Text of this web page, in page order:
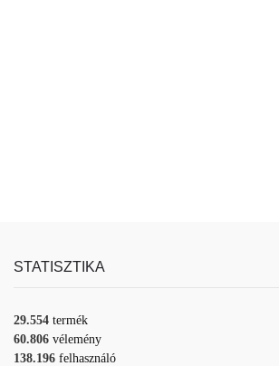
STATISZTIKA
29.554 termék
60.806 vélemény
138.196 felhasználó